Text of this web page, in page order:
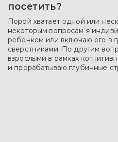
посетить?
Порой хватает одной или
некоторым вопросам я
ребёнком или включаю его в
сверстниками. По другим
взрослыми в рамках
и прорабатываю глубинные